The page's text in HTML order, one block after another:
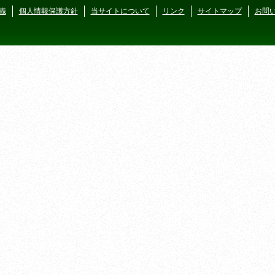
個人情報保護方針 当サイトについて リンク サイトマップ お問